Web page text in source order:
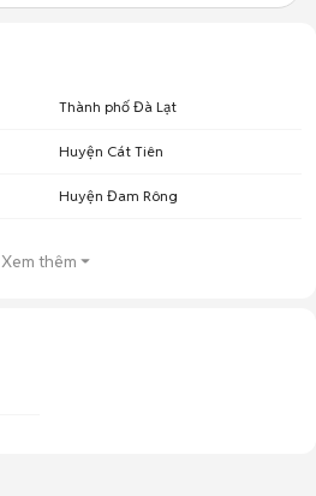
Thành phố Đà Lạt
Huyện Cát Tiên
Huyện Đam Rông
Xem thêm